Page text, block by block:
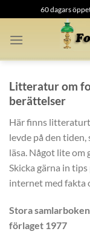
to
content
60 dagars
Litteratur om
berättelser
Här finns
levde på den
läsa. Något lite om
Skicka gärna in
internet med fakta
Stora
förlaget 1977